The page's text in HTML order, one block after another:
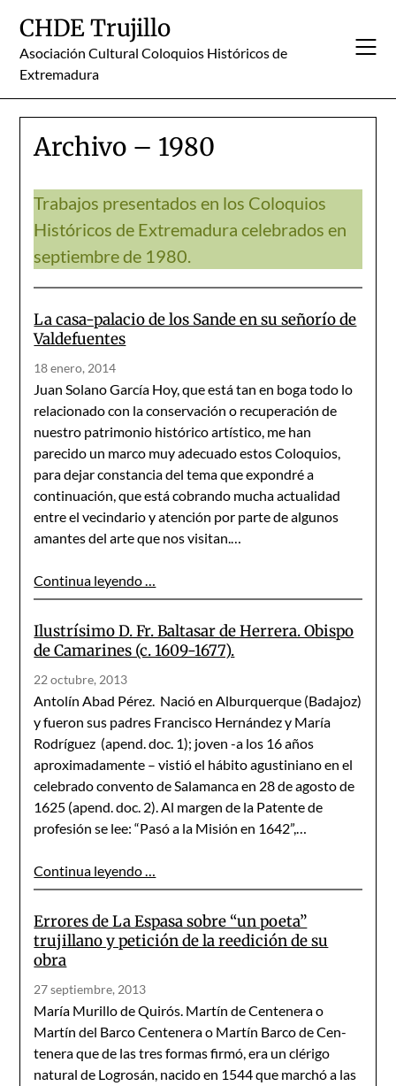
content
CHDE Trujillo
Asociación Cultural Coloquios Históricos de
Extremadura
Archivo – 1980
Trabajos presentados en los Coloquios
Históricos de Extremadura celebrados en
septiembre de 1980.
La casa-palacio de los Sande en su señorío de
Valdefuentes
18 enero, 2014
Juan Solano García Hoy, que está tan en boga todo lo
relacionado con la con­servación o recuperación de
nuestro patrimonio histórico artísti­co, me han
parecido un marco muy adecuado estos Coloquios,
para dejar constancia del tema que expondré a
continuación, que está cobrando mucha actualidad
entre el vecindario y atención por par­te de algunos
amantes del arte que nos visitan.…
Continua leyendo …
Ilustrísimo D. Fr. Baltasar de Herrera. Obispo
de Camarines (c. 1609-1677).
22 octubre, 2013
Antolín Abad Pérez. Nació en Alburquerque (Badajoz)
y fueron sus padres Francisco Hernández y María
Rodríguez (apend. doc. 1); joven -a los 16 años
aproximadamente – vistió el hábito agustiniano en el
celebrado convento de Salamanca en 28 de agosto de
1625 (apend. doc. 2). Al margen de la Patente de
profesión se lee: “Pasó a la Misión en 1642”,…
Continua leyendo …
Errores de La Espasa sobre “un poeta”
trujillano y petición de la reedición de su
obra
27 septiembre, 2013
María Murillo de Quirós. Martín de Centenera o
Martín del Barco Centenera o Martín Barco de Cen­
tenera que de las tres formas firmó, era un clérigo
natural de Logrosán, nacido en 1544 que marchó a las